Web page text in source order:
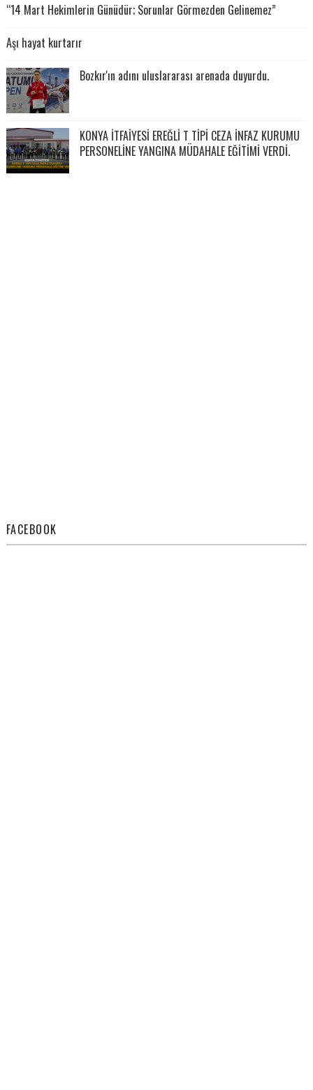
“14 Mart Hekimlerin Günüdür; Sorunlar Görmezden Gelinemez”
Aşı hayat kurtarır
Bozkır'ın adını uluslararası arenada duyurdu.
KONYA İTFAİYESİ EREĞLİ T TİPİ CEZA İNFAZ KURUMU
PERSONELİNE YANGINA MÜDAHALE EĞİTİMİ VERDİ.
FACEBOOK